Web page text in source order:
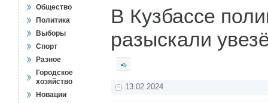
Общество
Политика
Выборы
Спорт
Разное
Городское
хозяйство
Новации
В Кузбассе
разыскали
13.02.2024